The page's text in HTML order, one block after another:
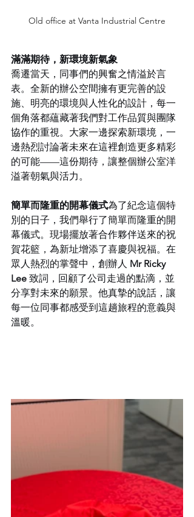
Old office at Vanta Industrial Centre
滿滿期待，新環境新氣象
喬遷當天，同事們的興奮之情溢於言
表。全新的辦公空間擁有更完善的設
施、明亮的環境與人性化的設計，每一
個角落都蘊藏著我們對工作品質與團隊
協作的重視。大家一邊探索新環境，一
邊熱烈討論著未來在這裡創造更多精彩
的可能——這份期待，讓整個辦公室洋
溢著朝氣與活力。
簡單而隆重的開幕儀式為了紀念這個特
別的日子，我們舉行了簡單而隆重的開
幕儀式。現場擺放著合作夥伴送來的祝
賀花籃，為新址增添了喜慶與祝福。在
眾人熱烈的掌聲中，創辦人 Mr Ricky
Lee 致詞，回顧了公司走過的點滴，並
分享對未來的願景。他真摯的說話，讓
每一位同事都感受到這趟旅程的意義與
溫暖。